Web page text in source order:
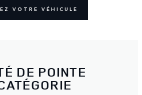
VOTRE VÉHICULE
DE POINTE